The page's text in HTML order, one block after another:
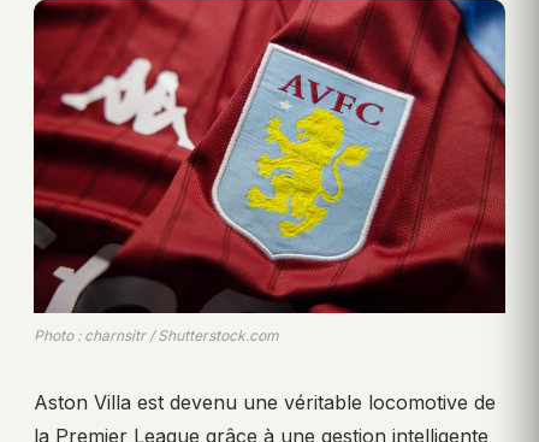
Photo : charnsitr / Shutterstock.com
Aston Villa est devenu une véritable locomotive de
la Premier League grâce à une gestion intelligente